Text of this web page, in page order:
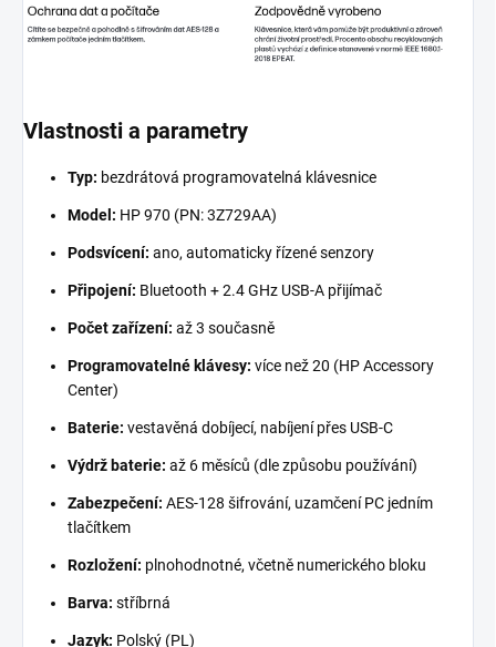
Vlastnosti a parametry
Typ: bezdrátová programovatelná klávesnice
Model: HP 970 (PN: 3Z729AA)
Podsvícení: ano, automaticky řízené senzory
Připojení: Bluetooth + 2.4 GHz USB-A přijímač
Počet zařízení: až 3 současně
Programovatelné klávesy: více než 20 (HP Accessory
Center)
Baterie: vestavěná dobíjecí, nabíjení přes USB-C
Výdrž baterie: až 6 měsíců (dle způsobu používání)
Zabezpečení: AES-128 šifrování, uzamčení PC jedním
tlačítkem
Rozložení: plnohodnotné, včetně numerického bloku
Barva: stříbrná
Jazyk: Polský (PL)